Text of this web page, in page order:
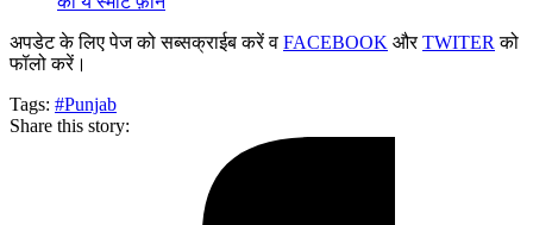
अपडेट के लिए पेज को सब्सक्राईब करें व FACEBOOK औरTWITERको
फॉलो करें।
Tags: #Punjab
Share this story: